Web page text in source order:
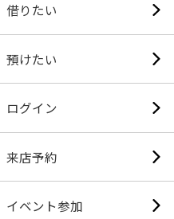
借りたい
預けたい
ログイン
来店予約
イベント参加